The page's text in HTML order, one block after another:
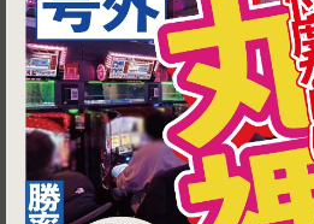
フリー喫煙所│金町駅南口喫煙所